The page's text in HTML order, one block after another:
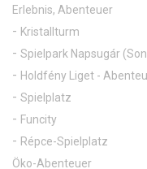
Erlebnis, Abenteuer
Kristallturm
Spielpark Napsugár
Holdfény Liget -
Spielplatz
Funcity
Répce-Spielplatz
Öko-Abenteuer